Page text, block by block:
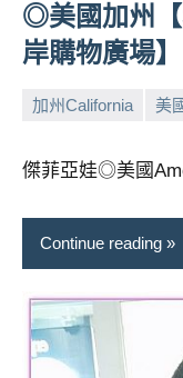
◎美國加州
岸購物廣場】
加州California 美
小
No
傑菲亞娃◎美國
Continue reading